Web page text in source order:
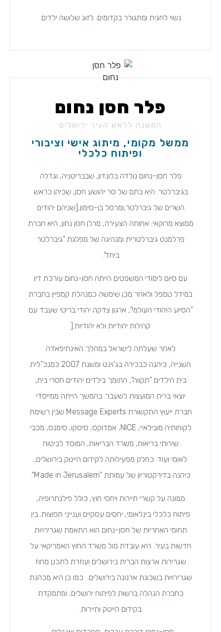
נשוי לחגית ומתגורר בקדומים. לזוג שלושה ילדים.
פלר חסן נחום
המשנה לראש העיר ירושלים
ממשל מקומי, מיתוג אישי וציבורי
ופיתוח כלכלי
פלר חסן-נחום נולדה בלונדון, שבבריטניה, וגדלה
בגיברלטר. היא בתם של סר יהושע חסן, שכיהן כראש
השרים של גיברלטר,ומרסל בן-סימון,[שניהם יהודים
ממוצא מרוקאי. אחותה הצעירה, מרלן חסן נחון, היא חברת
פרלמנט גיברלטרית ומנהיגה של מפלגת "גיברלטר
ביחד".
עם סיום לימודי המשפטים הייתה חסן-נחום עורכת דין
במידל טמפל ולאחר מכן שימשה כמנהלת קמפיין בחברת
"הסיוע היהודי העולמי", ארגון צדקה יהודי בריטי שעבד עם
קהילות יהודיות ולא יהודיות.[
לאחר שעלתה לישראל במהלך האינתיפאדה
השנייה, כיהנה כבכירה בג'וינט ומשנת 2007 כמנכ"לית
בית הילדים "תקווה", התומך בילדים יהודים חסרי בית,
יוצאי ברית המועצות לשעבר. בהמשך הייתה ממייסדי
חברת ייעוץ התקשורת Message Experts שבין רשימת
לקוחותיה מובילאיי, NICE, אמדוקס, סיסקו, סימנס, מכבי
שירותי בריאות, משרד הבריאות, המוסד לביטוח
לאומי ועוד. כחלק מפעילותה לקידום הייטק בירושלים,
כיהנה בדירקטוריון של עמותת "Made in Jerusalem".
ממונה על קשרי תיירות ויחסי חוץ, כולל פילנתרופיה,
פיתוח כלכלי בינלאומי, יחסים עסקיים וענייני תפוצות. בין
תחומי האחריות של חסן-נחום הוא התאמת שגרירויות
חדשות בעיר. היא עובדת מול משרד החוץ האמריקאי על
שגרירות ארצות הברית בירושלים ועוזרת לתכנן מחוז
שגרירויות בשכונת ארנונה בירושלים. כמו כן היא מכהנת
כחברת הנהלה ברשות לפיתוח ירושלים, ומתמקדת
בקידום הייטק ותיירות.